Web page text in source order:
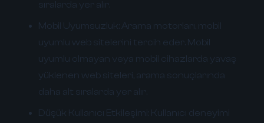
sıralarda yer alır.
Mobil Uyumsuzluk:Arama motorları, mobil
uyumlu web sitelerini tercih eder. Mobil
uyumlu olmayan veya mobil cihazlarda yavaş
yüklenen web siteleri, arama sonuçlarında
daha alt sıralarda yer alır.
Düşük Kullanıcı Etkileşimi: Kullanıcı deneyimi